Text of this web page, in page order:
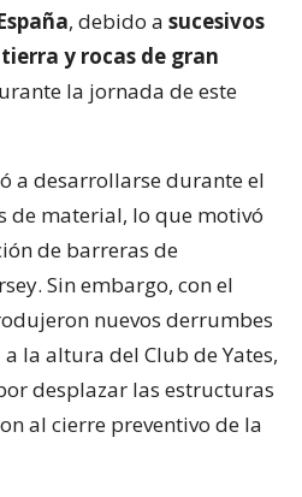
, debido a sucesivos
y rocas de gran
la jornada de este
a desarrollarse durante el
de material, lo que motivó
de barreras de
Sin embargo, con el
nuevos derrumbes
la altura del Club de Yates,
desplazar las estructuras
al cierre preventivo de la